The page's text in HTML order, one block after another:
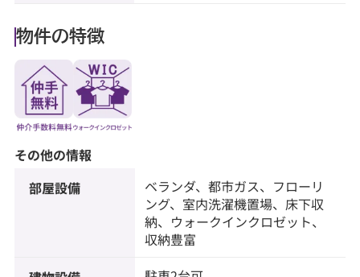
物件の特徴
その他の情報
部屋設備
ベランダ、都市ガス、フローリ
ング、室内洗濯機置場、床下収
納、ウォークインクロゼット、
収納豊富